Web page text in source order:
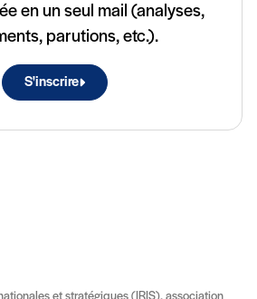
en un seul mail (analyses,
parutions, etc.).
S'inscrire